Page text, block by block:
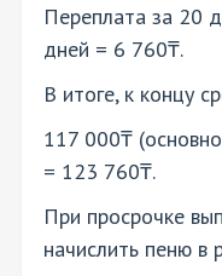
Переплата за 20
дней = 6 760₸.
В итоге, к концу
117 000₸
= 123 760₸.
При просрочке
начислить пеню в